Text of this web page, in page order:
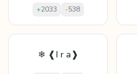
+2033 -538
❄ ❰I r a❱